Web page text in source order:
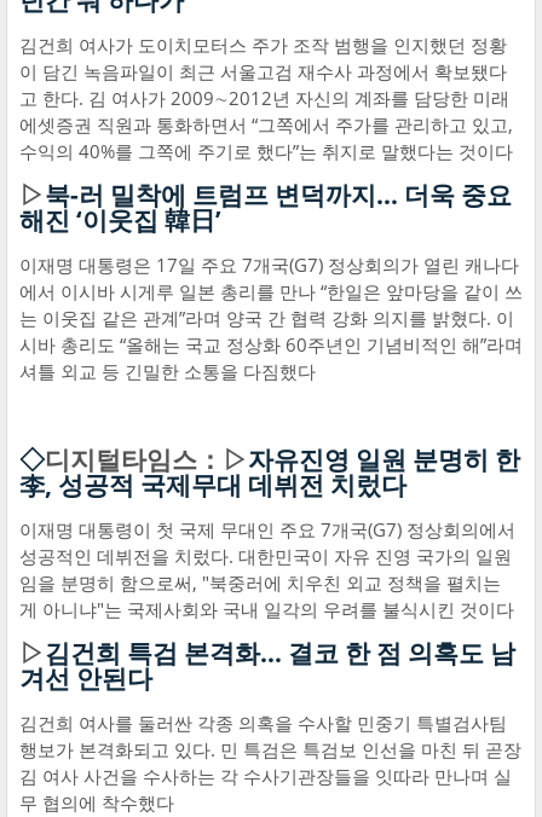
김건희 여사가 도이치모터스 주가 조작 범행을 인지했던 정황
이 담긴 녹음파일이 최근 서울고검 재수사 과정에서 확보됐다
고 한다. 김 여사가 2009∼2012년 자신의 계좌를 담당한 미래
에셋증권 직원과 통화하면서 “그쪽에서 주가를 관리하고 있고,
수익의 40%를 그쪽에 주기로 했다”는 취지로 말했다는 것이다
▷북-러 밀착에 트럼프 변덕까지… 더욱 중요
해진 ‘이웃집 韓日’
이재명 대통령은 17일 주요 7개국(G7) 정상회의가 열린 캐나다
에서 이시바 시게루 일본 총리를 만나 “한일은 앞마당을 같이 쓰
는 이웃집 같은 관계”라며 양국 간 협력 강화 의지를 밝혔다. 이
시바 총리도 “올해는 국교 정상화 60주년인 기념비적인 해”라며
셔틀 외교 등 긴밀한 소통을 다짐했다
◇디지털타임스：▷자유진영 일원 분명히 한
李, 성공적 국제무대 데뷔전 치렀다
이재명 대통령이 첫 국제 무대인 주요 7개국(G7) 정상회의에서
성공적인 데뷔전을 치렀다. 대한민국이 자유 진영 국가의 일원
임을 분명히 함으로써, "북중러에 치우친 외교 정책을 펼치는
게 아니냐"는 국제사회와 국내 일각의 우려를 불식시킨 것이다
▷김건희 특검 본격화… 결코 한 점 의혹도 남
겨선 안된다
김건희 여사를 둘러싼 각종 의혹을 수사할 민중기 특별검사팀
행보가 본격화되고 있다. 민 특검은 특검보 인선을 마친 뒤 곧장
김 여사 사건을 수사하는 각 수사기관장들을 잇따라 만나며 실
무 협의에 착수했다